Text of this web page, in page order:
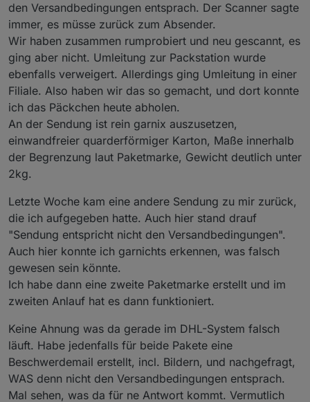
den Versandbedingungen entsprach. Der Scanner sagte
immer, es müsse zurück zum Absender.
Wir haben zusammen rumprobiert und neu gescannt, es
ging aber nicht. Umleitung zur Packstation wurde
ebenfalls verweigert. Allerdings ging Umleitung in einer
Filiale. Also haben wir das so gemacht, und dort konnte
ich das Päckchen heute abholen.
An der Sendung ist rein garnix auszusetzen,
einwandfreier quarderförmiger Karton, Maße innerhalb
der Begrenzung laut Paketmarke, Gewicht deutlich unter
2kg.
Letzte Woche kam eine andere Sendung zu mir zurück,
die ich aufgegeben hatte. Auch hier stand drauf
"Sendung entspricht nicht den Versandbedingungen".
Auch hier konnte ich garnichts erkennen, was falsch
gewesen sein könnte.
Ich habe dann eine zweite Paketmarke erstellt und im
zweiten Anlauf hat es dann funktioniert.
Keine Ahnung was da gerade im DHL-System falsch
läuft. Habe jedenfalls für beide Pakete eine
Beschwerdemail erstellt, incl. Bildern, und nachgefragt,
WAS denn nicht den Versandbedingungen entsprach.
Mal sehen, was da für ne Antwort kommt. Vermutlich